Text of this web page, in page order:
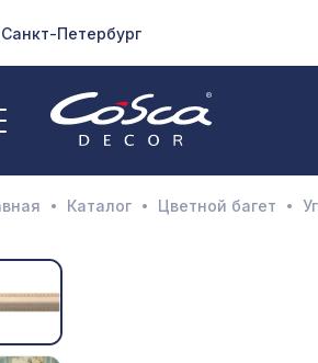
Санкт-Петербург
Каталог Цветной багет